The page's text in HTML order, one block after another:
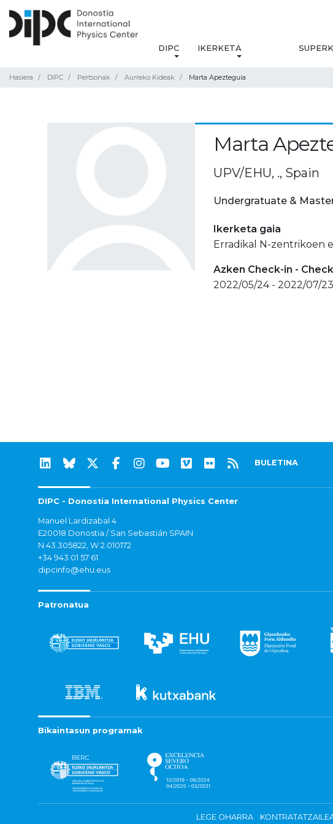
DIPC IKERKETA
Hasiera DIPC Pertsonak Aurreko Kideak Marta Apezteguía
Marta
UPV/EHU, ., Spain
Undergratuate &
Ikerketa gaia
Erradikal N-zentrikoen
Azken Check-in -
2022/05/24 - 2022/07/23
BULETINA
DIPC - Donostia International Physics Center
Manuel Lardizabal 4
E20018 Donostia / San Sebastián SPAIN
N 43.305822, W 2.010172
+34 943 01 57 61
dipcinfo@ehu.eus
Patronatua
Bikaintasun programak
LEGE OHARRA